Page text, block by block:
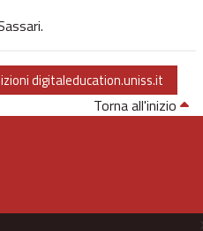
digitaleducation.uniss.it
Torna all'inizio